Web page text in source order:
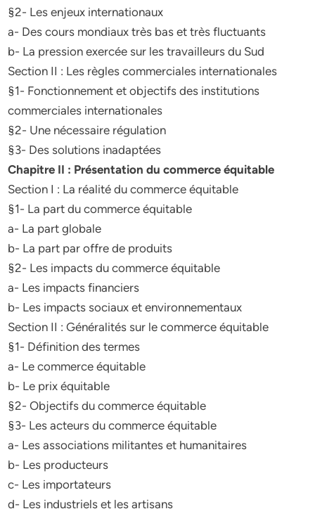
§2- Les enjeux internationaux
a- Des cours mondiaux très bas et très fluctuants
b- La pression exercée sur les travailleurs du Sud
Section II : Les règles commerciales internationales
§1- Fonctionnement et objectifs des institutions
commerciales internationales
§2- Une nécessaire régulation
§3- Des solutions inadaptées
Chapitre II : Présentation du commerce équitable
Section I : La réalité du commerce équitable
§1- La part du commerce équitable
a- La part globale
b- La part par offre de produits
§2- Les impacts du commerce équitable
a- Les impacts financiers
b- Les impacts sociaux et environnementaux
Section II : Généralités sur le commerce équitable
§1- Définition des termes
a- Le commerce équitable
b- Le prix équitable
§2- Objectifs du commerce équitable
§3- Les acteurs du commerce équitable
a- Les associations militantes et humanitaires
b- Les producteurs
c- Les importateurs
d- Les industriels et les artisans